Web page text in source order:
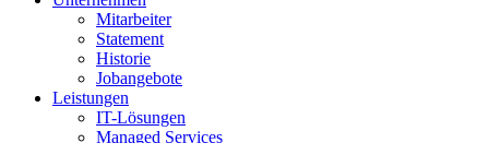
Mitarbeiter
Statement
Historie
Jobangebote
Leistungen
IT-Lösungen
Managed Services